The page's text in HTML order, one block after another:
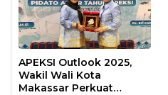
APEKSI Outlook 2025,
Wakil Wali Kota
Makassar Perkuat